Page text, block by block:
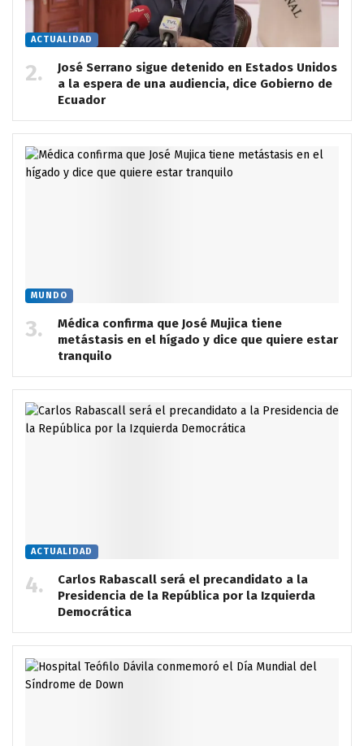
ACTUALIDAD
José Serrano sigue detenido en Estados Unidos
a la espera de una audiencia, dice Gobierno de
Ecuador
MUNDO
Médica confirma que José Mujica tiene
metástasis en el hígado y dice que quiere estar
tranquilo
ACTUALIDAD
Carlos Rabascall será el precandidato a la
Presidencia de la República por la Izquierda
Democrática